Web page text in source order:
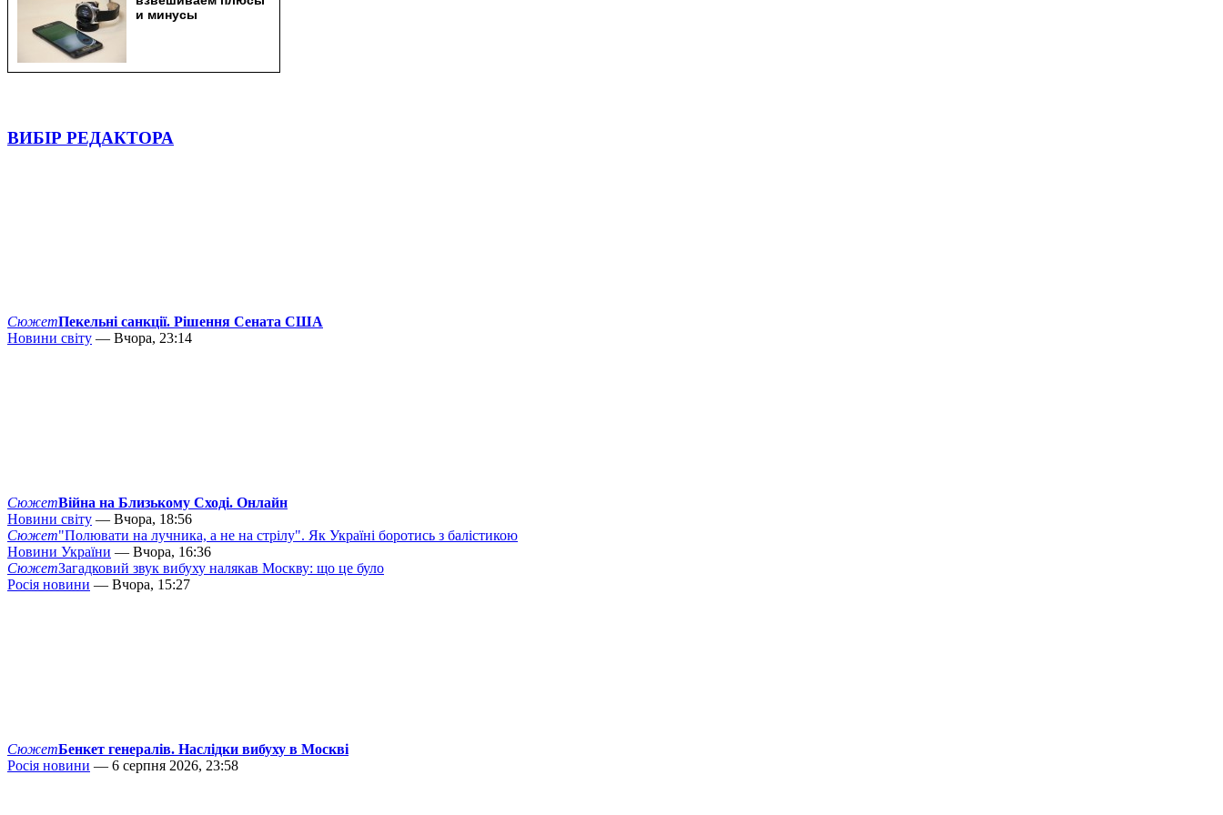
ВИБІР РЕДАКТОРА
СюжетПекельні санкції. Рішення Сената США
Новини світу — Вчора, 23:14
СюжетВійна на Близькому Сході. Онлайн
Новини світу — Вчора, 18:56
Сюжет"Полювати на лучника, а не на стрілу". Як Україні боротись з балістикою
Новини України — Вчора, 16:36
СюжетЗагадковий звук вибуху налякав Москву: що це було
Росія новини — Вчора, 15:27
СюжетБенкет генералів. Наслідки вибуху в Москві
Росія новини — 6 серпня 2026, 23:58